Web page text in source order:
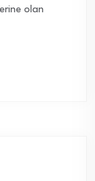
olan